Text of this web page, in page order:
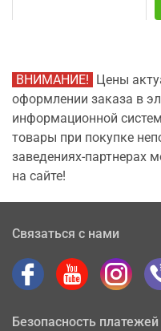
ВНИМАНИЕ!
Цены
оформлении заказа в
информационной
товары при покупке
заведениях-партнерах
на сайте!
Связаться с нами
Безопасность платежей